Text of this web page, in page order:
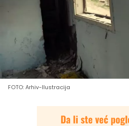
FOTO: Arhiv-Ilustracija